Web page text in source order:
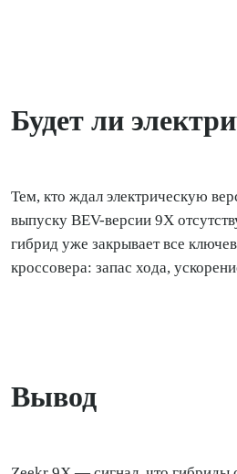
Будет ли
Тем, кто ждал электрическую
выпуску BEV-версии 9X
гибрид уже закрывает все
кроссовера: запас хода,
Вывод